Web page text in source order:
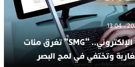
تسونامي النصب الإلكتروني.. “SMG” تغرق مئات
وتختفي في لمح البصر